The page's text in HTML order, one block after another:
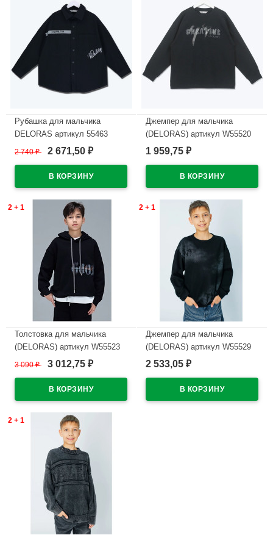
Рубашка для мальчика
DELORAS артикул 55463
размер 34/134-44/164 цвет
2 740₽ 2 671,50 ₽
Джемпер для мальчика
(DELORAS) артикул W55520
размер 34/134-44/164 цвет
1 959,75 ₽
2 + 1
Толстовка для мальчика
(DELORAS) артикул W55523
размер 34/134-44/164 цвет
3 090₽ 3 012,75 ₽
2 + 1
Джемпер для мальчика
(DELORAS) артикул W55529
размер 34/134-44/164 цвет
2 533,05 ₽
2 + 1